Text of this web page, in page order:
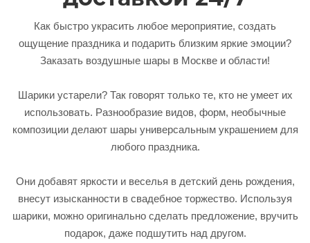
Как быстро украсить любое мероприятие, создать
ощущение праздника и подарить близким яркие эмоции?
Заказать воздушные шары в Москве и области!
Шарики устарели? Так говорят только те, кто не умеет их
использовать. Разнообразие видов, форм, необычные
композиции делают шары универсальным украшением для
любого праздника.
Они добавят яркости и веселья в детский день рождения,
внесут изысканности в свадебное торжество. Используя
шарики, можно оригинально сделать предложение, вручить
подарок, даже подшутить над другом.